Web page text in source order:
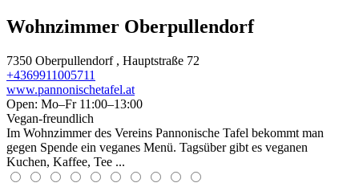
Wohnzimmer Oberpullendorf
7350 Oberpullendorf , Hauptstraße 72
+4369911005711
www.pannonischetafel.at
Open: Mo–Fr 11:00–13:00
Vegan-freundlich
Im Wohnzimmer des Vereins Pannonische Tafel bekommt man
gegen Spende ein veganes Menü. Tagsüber gibt es veganen
Kuchen, Kaffee, Tee ...